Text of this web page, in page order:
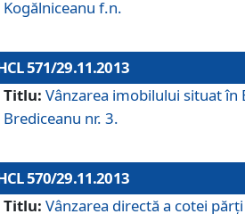
Kogălniceanu f.n.
571/29.11.2013
Titlu: Vânzarea imobilului situat în
Brediceanu nr. 3.
570/29.11.2013
Titlu: Vânzarea directă a cotei